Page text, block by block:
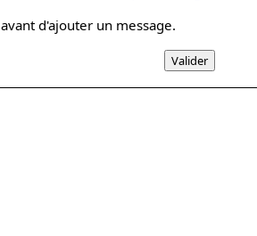
avant d'ajouter un message.